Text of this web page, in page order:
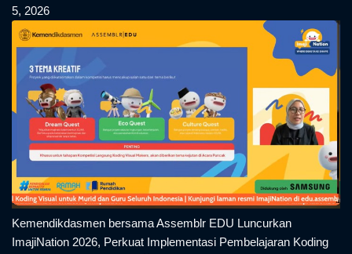
5, 2026
Kemendikdasmen bersama Assemblr EDU Luncurkan
ImajiNation 2026, Perkuat Implementasi Pembelajaran Koding